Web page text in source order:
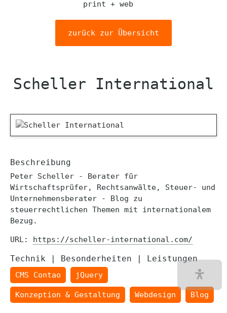
zurück zur Übersicht
Scheller International
Beschreibung
Peter Scheller - Berater für
Wirtschaftsprüfer, Rechtsanwälte, Steuer- und
Unternehmensberater - Blog zu
steuerrechtlichen Themen mit internationalem
Bezug.
URL: https://scheller-international.com/
Technik | Besonderheiten | Leistungen
CMS Contao jQuery
Konzeption & Gestaltung Webdesign Blog